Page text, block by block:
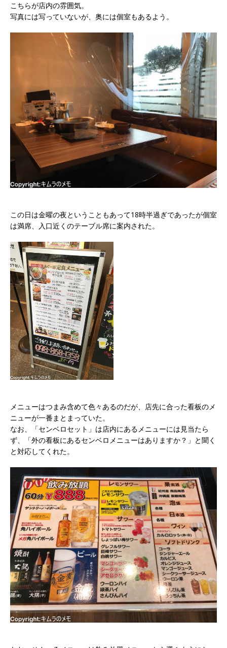
こちらが店内の雰囲気。
写真には写っていないが、奥には個室もあるよう。
この日は金曜の夜ということもあって18時半過ぎであったが個室
は満席、入口近くのテーブル席に案内された。
メニューはつまみ含めて色々あるのだが、店先に合った看板のメ
ニューが一番まとまっていた。
なお、「センベロセット」は店内にあるメニューには見当たら
ず、「外の看板にあるセンベロメニューはありますか？」と聞く
と対応してくれた。